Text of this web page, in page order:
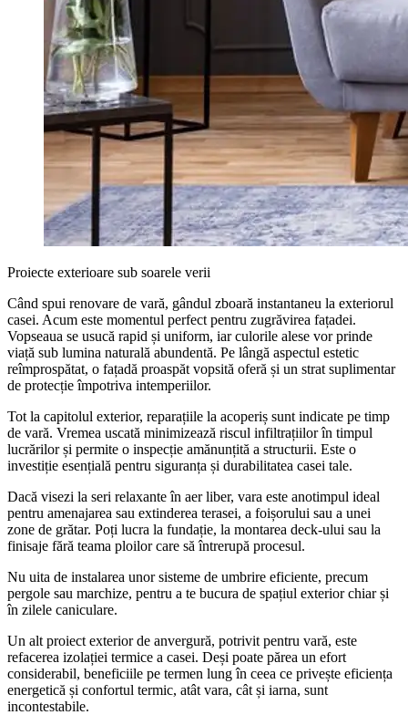
Proiecte exterioare sub soarele verii
Când spui renovare de vară, gândul zboară instantaneu la exteriorul
casei. Acum este momentul perfect pentru zugrăvirea fațadei.
Vopseaua se usucă rapid și uniform, iar culorile alese vor prinde
viață sub lumina naturală abundentă. Pe lângă aspectul estetic
reîmprospătat, o fațadă proaspăt vopsită oferă și un strat suplimentar
de protecție împotriva intemperiilor.
Tot la capitolul exterior, reparațiile la acoperiș sunt indicate pe timp
de vară. Vremea uscată minimizează riscul infiltrațiilor în timpul
lucrărilor și permite o inspecție amănunțită a structurii. Este o
investiție esențială pentru siguranța și durabilitatea casei tale.
Dacă visezi la seri relaxante în aer liber, vara este anotimpul ideal
pentru amenajarea sau extinderea terasei, a foișorului sau a unei
zone de grătar. Poți lucra la fundație, la montarea deck-ului sau la
finisaje fără teama ploilor care să întrerupă procesul.
Nu uita de instalarea unor sisteme de umbrire eficiente, precum
pergole sau marchize, pentru a te bucura de spațiul exterior chiar și
în zilele caniculare.
Un alt proiect exterior de anvergură, potrivit pentru vară, este
refacerea izolației termice a casei. Deși poate părea un efort
considerabil, beneficiile pe termen lung în ceea ce privește eficiența
energetică și confortul termic, atât vara, cât și iarna, sunt
incontestabile.